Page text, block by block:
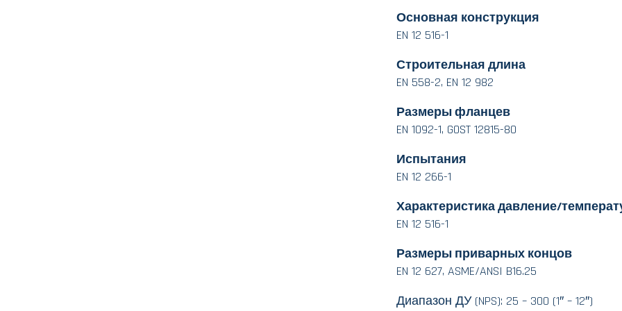
Основная конструкция
EN 12 516-1
Строительная длина
EN 558-2, EN 12 982
Размеры фланцев
EN 1092-1, GOST 12815-80
Испытания
EN 12 266-1
Характеристика давление/
EN 12 516-1
Размеры приварных концов
EN 12 627, ASME/ANSI B16.25
Диапазон ДУ (NPS): 25 – 300 (1″ – 12″)